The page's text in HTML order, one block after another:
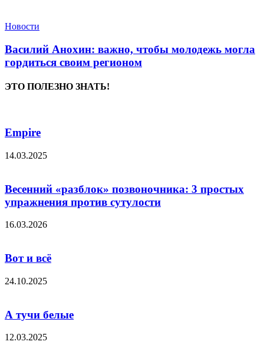
Новости
Василий Анохин: важно, чтобы молодежь могла
гордиться своим регионом
ЭТО ПОЛЕЗНО ЗНАТЬ!
Empire
14.03.2025
Весенний «разблок» позвоночника: 3 простых
упражнения против сутулости
16.03.2026
Вот и всё
24.10.2025
А тучи белые
12.03.2025